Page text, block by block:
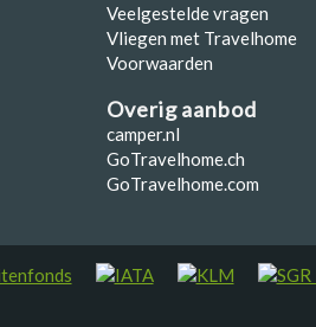
Veelgestelde vragen
Vliegen met Travelhome
Voorwaarden
Overig aanbod
camper.nl
GoTravelhome.ch
GoTravelhome.com